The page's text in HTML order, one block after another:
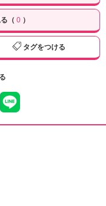
（ 0）
タグをつける